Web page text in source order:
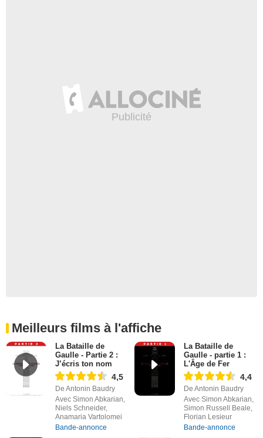
Meilleurs films à l'affiche
La Bataille de
Gaulle - Partie 2 :
J’écris ton nom
4,5
De Antonin Baudry
Avec Simon Abkarian,
Niels Schneider,
Anamaria Vartolomei
Bande-annonce
La Bataille de
Gaulle - partie 1 :
L'Âge de Fer
4,4
De Antonin Baudry
Avec Simon Abkarian,
Simon Russell Beale,
Florian Lesieur
Bande-annonce